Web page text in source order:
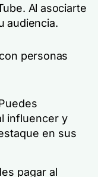
Al asociarte
audiencia.
personas
influencer y
en sus
pagar al